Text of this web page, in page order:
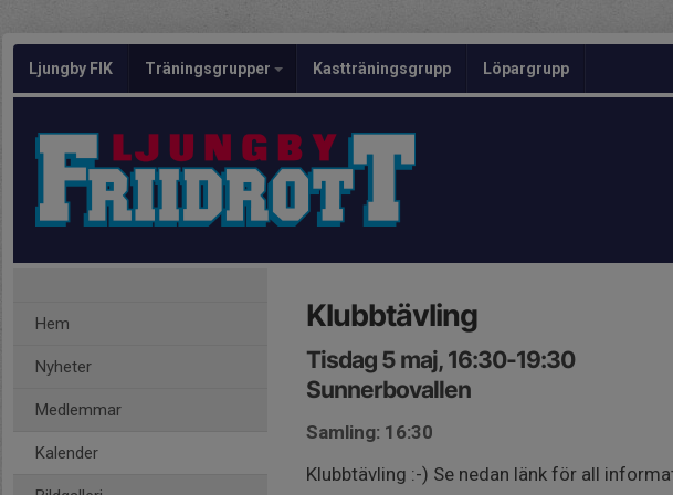
Ljungby FIK Träningsgrupper Kastträningsgrupp Löpargrupp
Hem
Nyheter
Medlemmar
Kalender
Klubbtävling
Tisdag 5 maj, 16:30-19:30
Sunnerbovallen
Samling: 16:30
Klubbtävling :-) Se nedan länk för all